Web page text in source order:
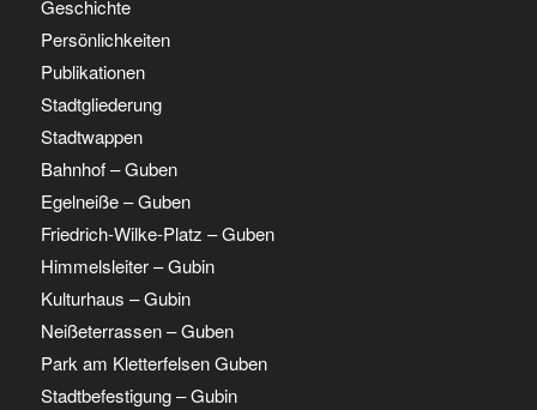
Geschichte
Persönlichkeiten
Publikationen
Stadtgliederung
Stadtwappen
Bahnhof – Guben
Egelneiße – Guben
Friedrich-Wilke-Platz – Guben
Himmelsleiter – Gubin
Kulturhaus – Gubin
Neißeterrassen – Guben
Park am Kletterfelsen Guben
Stadtbefestigung – Gubin